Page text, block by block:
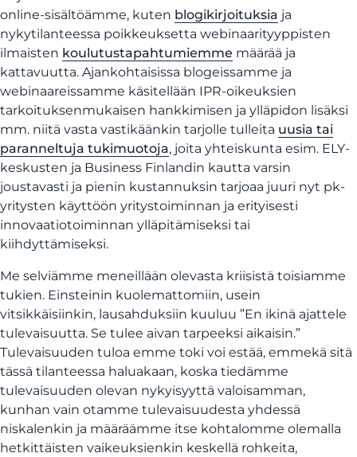
online-sisältöämme, kuten blogikirjoituksia ja
nykytilanteessa poikkeuksetta webinaarityyppisten
ilmaisten koulutustapahtumiemme määrää ja
kattavuutta. Ajankohtaisissa blogeissamme ja
webinaareissamme käsitellään IPR-oikeuksien
tarkoituksenmukaisen hankkimisen ja ylläpidon lisäksi
mm. niitä vasta vastikäänkin tarjolle tulleita uusia tai
paranneltuja tukimuotoja, joita yhteiskunta esim. ELY-
keskusten ja Business Finlandin kautta varsin
joustavasti ja pienin kustannuksin tarjoaa juuri nyt pk-
yritysten käyttöön yritystoiminnan ja erityisesti
innovaatiotoiminnan ylläpitämiseksi tai
kiihdyttämiseksi.
Me selviämme meneillään olevasta kriisistä toisiamme
tukien. Einsteinin kuolemattomiin, usein
vitsikkäisiinkin, lausahduksiin kuuluu ”En ikinä ajattele
tulevaisuutta. Se tulee aivan tarpeeksi aikaisin.”
Tulevaisuuden tuloa emme toki voi estää, emmekä sitä
tässä tilanteessa haluakaan, koska tiedämme
tulevaisuuden olevan nykyisyyttä valoisamman,
kunhan vain otamme tulevaisuudesta yhdessä
niskalenkin ja määräämme itse kohtalomme olemalla
hetkittäisten vaikeuksienkin keskellä rohkeita,